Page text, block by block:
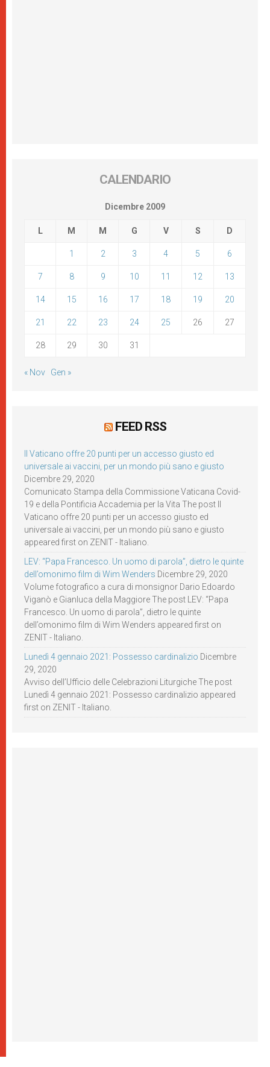
CALENDARIO
Dicembre 2009
L M M G V S D
1 2 3 4 5 6
7 8 9 10 11 12 13
14 15 16 17 18 19 20
21 22 23 24 25 26 27
28 29 30 31
« Nov Gen »
FEED RSS
Il Vaticano offre 20 punti per un accesso giusto ed
universale ai vaccini, per un mondo più sano e giusto
Dicembre 29, 2020
Comunicato Stampa della Commissione Vaticana Covid-
19 e della Pontificia Accademia per la Vita The post Il
Vaticano offre 20 punti per un accesso giusto ed
universale ai vaccini, per un mondo più sano e giusto
appeared first on ZENIT - Italiano.
LEV: “Papa Francesco. Un uomo di parola”, dietro le quinte
dell’omonimo film di Wim Wenders Dicembre 29, 2020
Volume fotografico a cura di monsignor Dario Edoardo
Viganò e Gianluca della Maggiore The post LEV: “Papa
Francesco. Un uomo di parola”, dietro le quinte
dell’omonimo film di Wim Wenders appeared first on
ZENIT - Italiano.
Lunedì 4 gennaio 2021: Possesso cardinalizio Dicembre
29, 2020
Avviso dell’Ufficio delle Celebrazioni Liturgiche The post
Lunedì 4 gennaio 2021: Possesso cardinalizio appeared
first on ZENIT - Italiano.